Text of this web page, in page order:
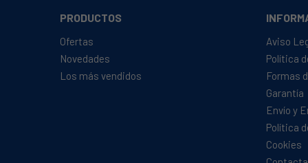
FAGOR, 2FC48XS904017460
FAGOR, 2FCA68NFX904017914
FAGOR, 3FC-47NFXS
FAGOR, 3FC-48NFXS
PRODUCTOS
Ofertas
Novedades
Los más vendidos
Aviso
Política
Formas
Garantía
Envío y
Política
Cookies